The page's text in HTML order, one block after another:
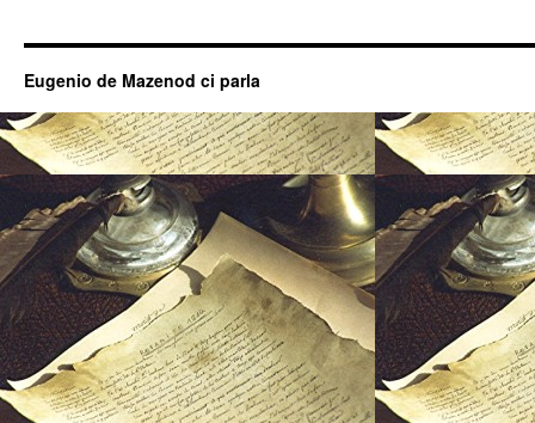
Eugenio de Mazenod ci parla